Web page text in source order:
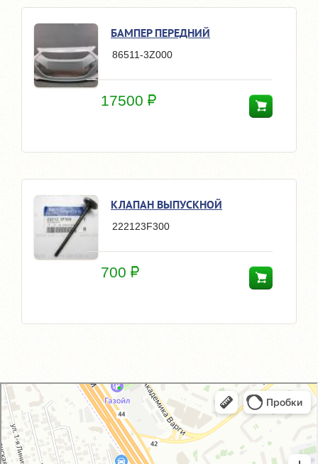
БАМПЕР ПЕРЕДНИЙ
86511-3Z000
17500
КЛАПАН ВЫПУСКНОЙ
222123F300
700
GM-City&VAG-Repair
Автосервис, автотехцентр в Москве
Магазин автозапчастей и автотоваров в Москве